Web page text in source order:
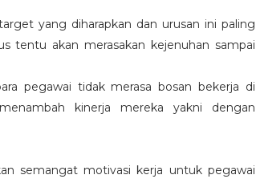
yang diharapkan dan urusan ini paling
tentu akan merasakan kejenuhan sampai
pegawai tidak merasa bosan bekerja di
kinerja mereka yakni dengan
semangat motivasi kerja untuk pegawai